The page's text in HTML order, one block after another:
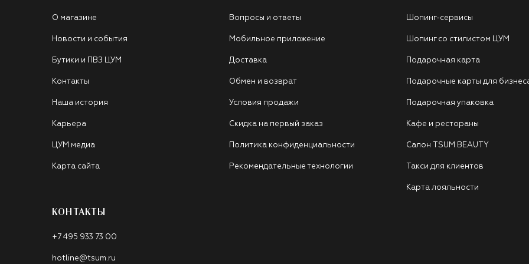
О магазине
Новости и события
Бутики и ПВЗ ЦУМ
Контакты
Наша история
Карьера
ЦУМ медиа
Карта сайта
Вопросы и ответы
Мобильное приложение
Доставка
Обмен и возврат
Условия продажи
Скидка на первый заказ
Политика конфиденциальности
Рекомендательные технологии
Шопинг-сервисы
Шопинг со стилистом ЦУМ
Подарочная карта
Подарочные карты для
Подарочная упаковка
Кафе и рестораны
Салон TSUM BEAUTY
Такси для клиентов
Карта лояльности
КОНТАКТЫ
+7 495 933 73 00
hotline@tsum.ru